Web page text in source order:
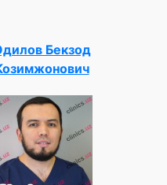
Бекзод